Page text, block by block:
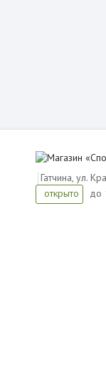
Гатчина, ул.
открыто
до